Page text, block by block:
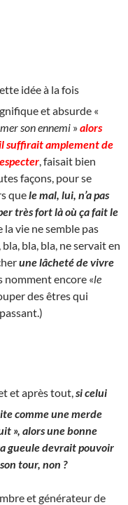
ette idée à la fois
et absurde «
son ennemi »alors
suffirait amplement de
, faisait bien
façons, pour se
quele mal, lui, n’a pas
très fort là où ça fait le
la vie ne semble pas
bla, bla, ne servait en
une lâcheté de vivre
nomment encore «le
des êtres qui
et après tout, si celui
comme une merde
», alors une bonne
gueule devrait pouvoir
tour, non ?
et générateur de